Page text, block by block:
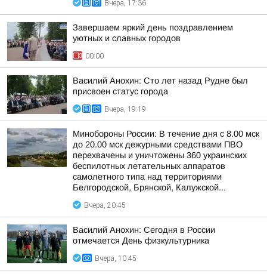
Вчера, 17:36
Завершаем яркий день поздравлением
уютных и славных городов
00:00
Василий Анохин: Сто лет назад Рудне был
присвоен статус города
Вчера, 19:19
Минобороны России: В течение дня с 8.00 мск
до 20.00 мск дежурными средствами ПВО
перехвачены и уничтожены 360 украинских
беспилотных летательных аппаратов
самолетного типа над территориями
Белгородской, Брянской, Калужской...
Вчера, 20:45
Василий Анохин: Сегодня в России
отмечается День физкультурника
Вчера, 10:45